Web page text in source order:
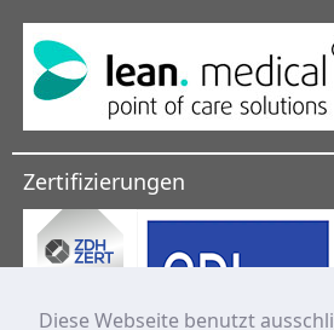
Diese Webseite benutzt
Zertifizierungen